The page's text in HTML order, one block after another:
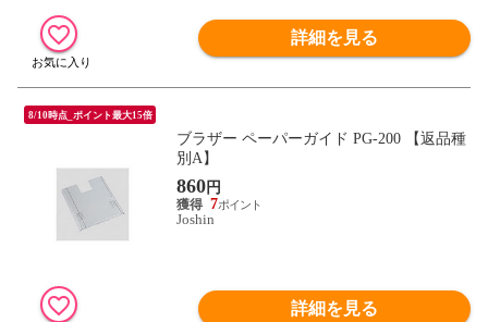
詳細を見る
8/10時点_ポイント最大15倍
ブラザー ペーパーガイド PG-200 【返品種
別A】
860円
7
Joshin
詳細を見る